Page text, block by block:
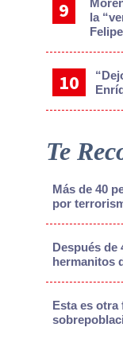
la
Te
Más de 40
por
Después de
hermanitos
Esta es otra